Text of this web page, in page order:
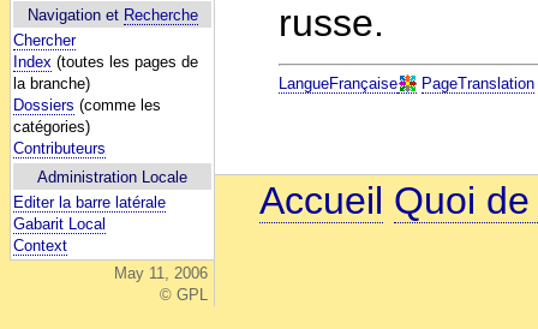
Navigation et Recherche
Chercher
Index (toutes les pages de
la branche)
Dossiers (comme les
catégories)
Contributeurs
Administration Locale
Editer la barre latérale
Gabarit Local
Context
May 11, 2006
© GPL
russe.
LangueFrançaise PageTranslation
Accueil Quoi